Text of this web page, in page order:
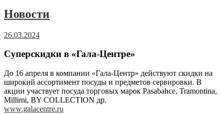
Новости
26.03.2024
Суперскидки в «Гала-Центре»
До 16 апреля в компании «Гала-Центр» действуют скидки на
широкий ассортимент посуды и предметов сервировки. В
акции участвует посуда торговых марок Pasabahce, Tramontina,
Millimi, BY COLLECTION др.
www.galacentre.ru